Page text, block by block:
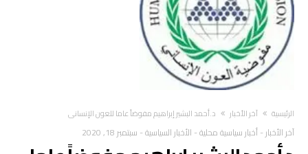
‫الرئيسية‬ آخر الأخبار د.أحمد البشير إبراهيم مفوضاً عاما للعون الإنساني
آخر الأخبار-أخبار سياسية محلية- الأخبار السياسية- سبتمبر 18, 2020